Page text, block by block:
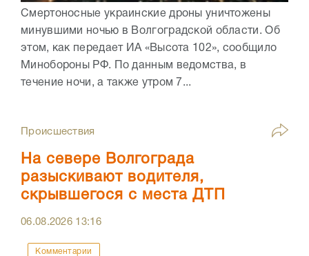
Смертоносные украинские дроны уничтожены
минувшими ночью в Волгоградской области. Об
этом, как передает ИА «Высота 102», сообщило
Минобороны РФ. По данным ведомства, в
течение ночи, а также утром 7...
Происшествия
На севере Волгограда
разыскивают водителя,
скрывшегося с места ДТП
06.08.2026 13:16
Комментарии